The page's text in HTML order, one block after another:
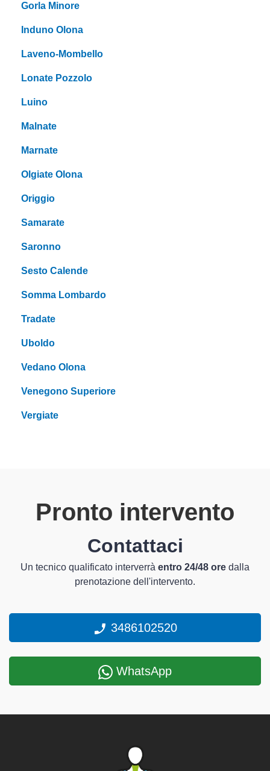
Gorla Minore
Induno Olona
Laveno-Mombello
Lonate Pozzolo
Luino
Malnate
Marnate
Olgiate Olona
Origgio
Samarate
Saronno
Sesto Calende
Somma Lombardo
Tradate
Uboldo
Vedano Olona
Venegono Superiore
Vergiate
Pronto intervento
Contattaci
Un tecnico qualificato interverrà entro 24/48 ore dalla
prenotazione dell'intervento.
3486102520
WhatsApp